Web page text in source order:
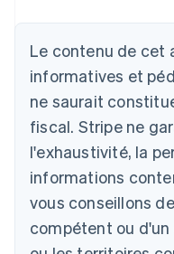
Le contenu de cet
informatives et
ne saurait
fiscal. Stripe ne
l'exhaustivité, la
informations
vous conseillons
compétent ou
Allemagne
Deutsch
Australie
English
Autriche
Belgique
NederlandsFrançais
Brésil
PortuguêsEnglish
Bulgarie
English